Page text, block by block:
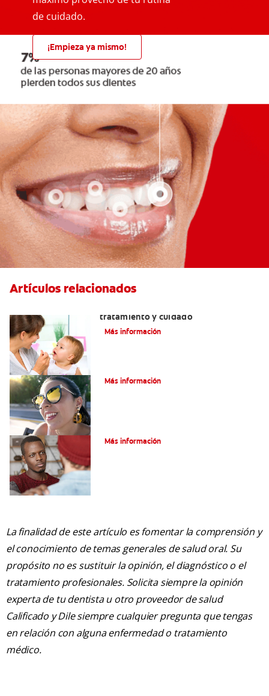
de cuidado.
¡Empieza ya mismo!
Artículos relacionados
tratamiento y cuidado
Más información
Más información
Más información
La finalidad de este artículo es fomentar la comprensión y
el conocimiento de temas generales de salud oral. Su
propósito no es sustituir la opinión, el diagnóstico o el
tratamiento profesionales. Solicita siempre la opinión
experta de tu dentista u otro proveedor de salud
Calificado y Dile siempre cualquier pregunta que tengas
en relación con alguna enfermedad o tratamiento
médico.